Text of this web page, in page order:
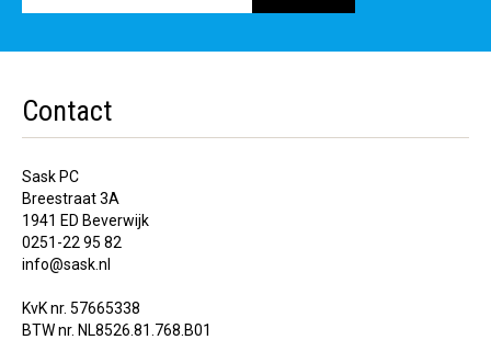
Contact
Sask PC
Breestraat 3A
1941 ED Beverwijk
0251-22 95 82
info@sask.nl
KvK nr. 57665338
BTW nr. NL8526.81.768.B01